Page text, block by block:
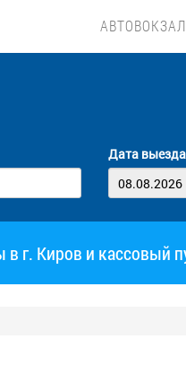
АВТОВОКЗАЛ
Дата выезда
г. Киров и кассовый